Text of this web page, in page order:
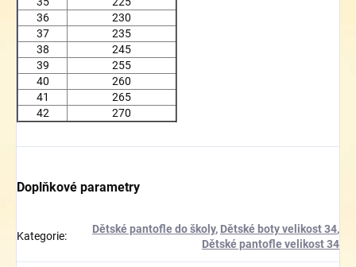
36
230
37
235
38
245
39
255
40
260
41
265
42
270
Doplňkové parametry
Kategorie:
Dětské pantofle do školy, Dětské boty velikost 34,
Dětské pantofle velikost 34